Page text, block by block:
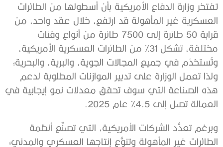
تفتخر وزارة الدفاع الأمريكية بأن أسطولها من الطائرات
العسكرية غير المأهولة قد ارتفع، خلال عقد واحد، من
قرابة 50 طائرة إلى 7500 طائرة من أنواع وفئات
مختلفة، تشكل 31% من الطائرات العسكرية الأمريكية،
وتُستخدَم في جميع المجالات الجوية، والبرية، والبحرية؛
ولذا تعمل الوزارة على تدبير الموازنات المطلوبة لدعم
هذه الصناعة التي سوف تحقق معدلات نمو إيجابية في
العمالة تصل إلى 4.5% عام 2025.
وبرغم تعدُّد الشركات الأمريكية، التي تصنِّع أنظمة
الطائرات غير المأهولة وتنوُّع إنتاجها العسكري والمدني؛